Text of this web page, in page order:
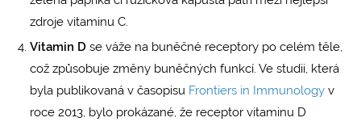
zdroje vitaminu C.
Vitamin D se váže na buněčné receptory po celém těle,
což způsobuje změny buněčných funkcí. Ve studii, která
byla publikovaná v časopisu Frontiers in Immunology v
roce 2013, bylo prokázané, že receptor vitaminu D